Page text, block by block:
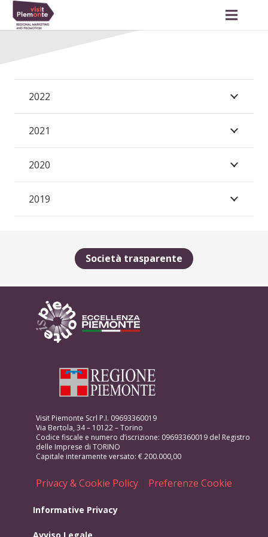
2022
2021
2020
2019
Società trasparente
Visit Piemonte Scrl P.I. 09693360019
Via Bertola, 34 – 10122 – Torino
Codice fiscale e numero d’iscrizione: 09693360019 del Registro
delle Imprese di TORINO
Capitale interamente versato: € 200.000,00
Privacy & Cookie Policy | Preferenze Cookie
Informative Privacy
Avviso Legale